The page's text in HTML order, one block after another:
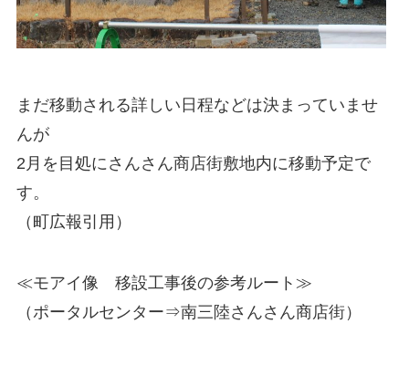
まだ移動される詳しい日程などは決まっていませ
んが
2月を目処にさんさん商店街敷地内に移動予定で
す。
（町広報引用）
≪モアイ像 移設工事後の参考ルート≫
（ポータルセンター⇒南三陸さんさん商店街）